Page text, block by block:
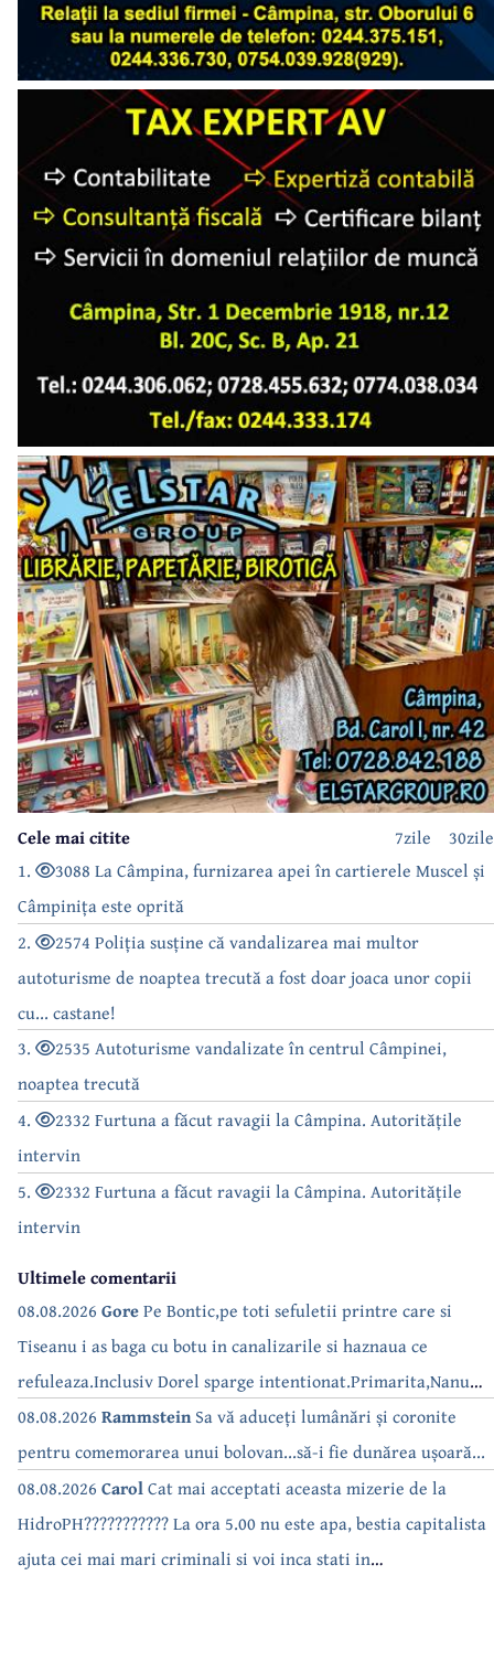
30zile
7zile
Cele mai citite
1.
3088 La Câmpina, furnizarea apei în cartierele Muscel și
Câmpinița este oprită
2.
2574 Poliția susține că vandalizarea mai multor
autoturisme de noaptea trecută a fost doar joaca unor copii
cu... castane!
3.
2535 Autoturisme vandalizate în centrul Câmpinei,
noaptea trecută
4.
2332 Furtuna a făcut ravagii la Câmpina. Autoritățile
intervin
5.
2332 Furtuna a făcut ravagii la Câmpina. Autoritățile
intervin
Ultimele comentarii
08.08.2026 GorePe Bontic,pe toti sefuletii printre care si
Tiseanu i as baga cu botu in canalizarile si haznaua ce
refuleaza.Inclusiv Dorel sparge intentionat.Primarita,Nanu
bea apa de la robinet.Asta as intreba o si pe Izabel Mitrea
08.08.2026 RammsteinSa vă aduceți lumânări și coronite
pentru comemorarea unui bolovan...să-i fie dunărea ușoară...
08.08.2026 CarolCat mai acceptati aceasta mizerie de la
HidroPH??????????? La ora 5.00 nu este apa, bestia capitalista
ajuta cei mai mari criminali si voi inca stati in